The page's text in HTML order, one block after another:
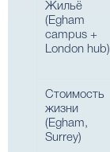
Жильё
(Egham
campus +
London hub)
Стоимость
жизни
(Egham,
Surrey)